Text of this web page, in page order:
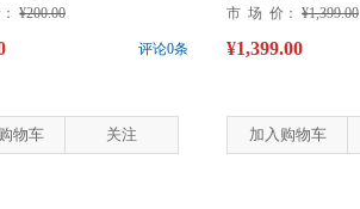
¥200.00
评论0条
物车 关注
市 场 价： ¥1,399.00
¥1,399.00
加入购物车